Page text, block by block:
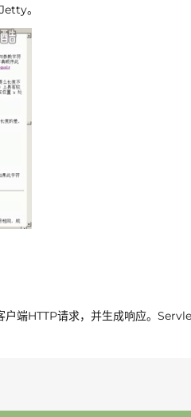
。
端HTTP请求，并生成响应。